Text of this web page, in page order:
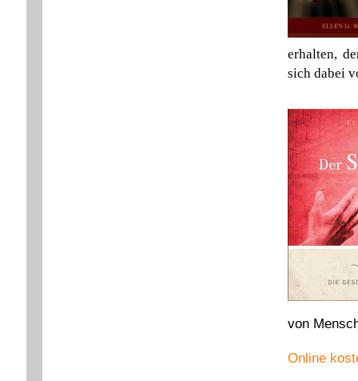
erhalten,
sich dabei
von
Online